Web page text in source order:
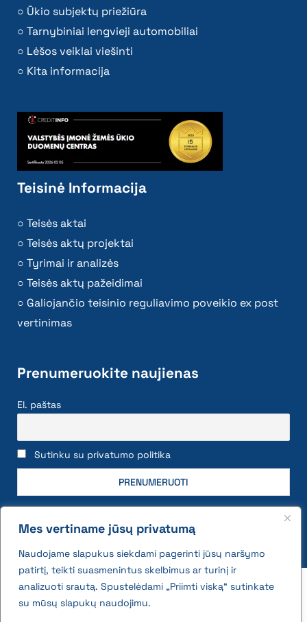
Mes vertiname jūsų privatumą
Naudojame slapukus siekdami pagerinti jūsų naršymo
patirtį, teikti suasmenintus skelbimus ar turinį ir
analizuoti srautą. Spustelėdami „Priimti viską“ sutinkate
su mūsų slapukų naudojimu.
Ūkio subjektų priežiūra
Tarnybiniai lengvieji automobiliai
Lėšos veiklai viešinti
Kita informacija
Teisinė Informacija
Teisės aktai
Teisės aktų projektai
Tyrimai ir analizės
Teisės aktų pažeidimai
Galiojančio teisinio reguliavimo poveikio ex post
vertinimas
Prenumeruokite naujienas
El. paštas
Sutinku su privatumo politika
2026 © All rights reserved | VĮ Žemės ūkio duomenų
centras